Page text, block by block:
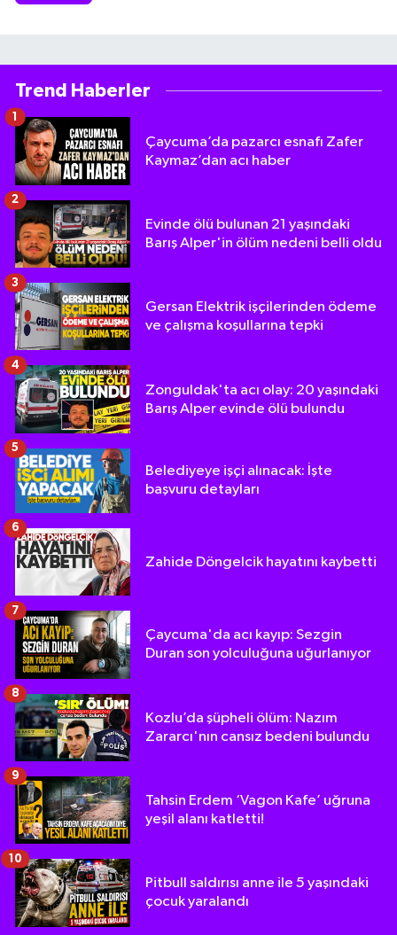
Trend Haberler
Çaycuma’da pazarcı esnafı Zafer
Kaymaz’dan acı haber
1
Evinde ölü bulunan 21 yaşındaki
Barış Alper'in ölüm nedeni belli oldu
2
Gersan Elektrik işçilerinden ödeme
ve çalışma koşullarına tepki
3
Zonguldak'ta acı olay: 20 yaşındaki
Barış Alper evinde ölü bulundu
4
Belediyeye işçi alınacak: İşte
başvuru detayları
5
Zahide Döngelcik hayatını kaybetti
6
Çaycuma'da acı kayıp: Sezgin
Duran son yolculuğuna uğurlanıyor
7
Kozlu’da şüpheli ölüm: Nazım
Zararcı'nın cansız bedeni bulundu
8
Tahsin Erdem ‘Vagon Kafe’ uğruna
yeşil alanı katletti!
9
Pitbull saldırısı anne ile 5 yaşındaki
çocuk yaralandı
10